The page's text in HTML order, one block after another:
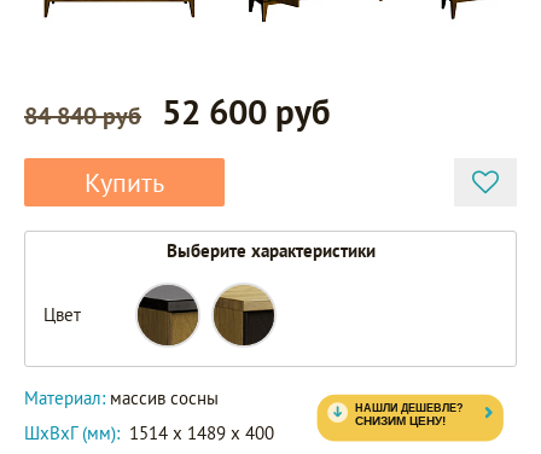
84 840 руб 52 600 руб
Купить
Выберите характеристики
Цвет
Материал: массив сосны
ШxВxГ (мм): 1514 x 1489 x 400